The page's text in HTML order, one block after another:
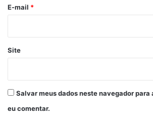
*
E-mail *
Site
Salvar meus dados neste navegador para
eu comentar.